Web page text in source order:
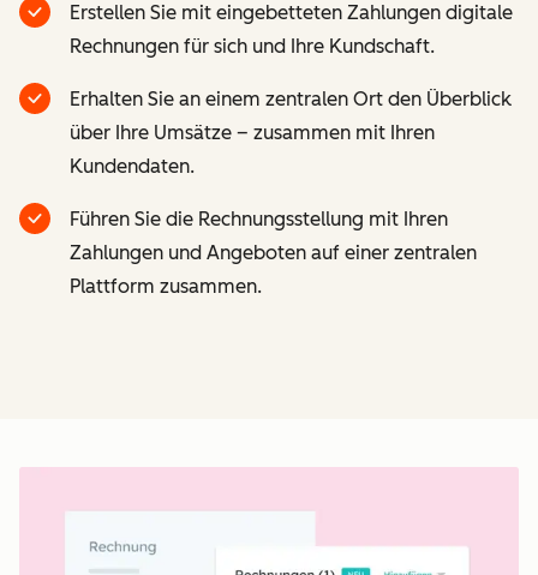
Erstellen Sie mit eingebetteten Zahlungen digitale
Rechnungen für sich und Ihre Kundschaft.
Erhalten Sie an einem zentralen Ort den Überblick
über Ihre Umsätze – zusammen mit Ihren
Kundendaten.
Führen Sie die Rechnungsstellung mit Ihren
Zahlungen und Angeboten auf einer zentralen
Plattform zusammen.